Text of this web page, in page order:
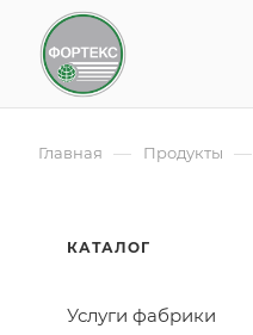
Главная — Продукты —
КАТАЛОГ
Услуги фабрики